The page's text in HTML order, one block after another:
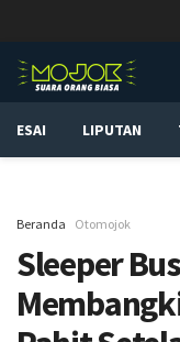
ESAI LIPUTAN
Beranda Otomojok
Sleeper